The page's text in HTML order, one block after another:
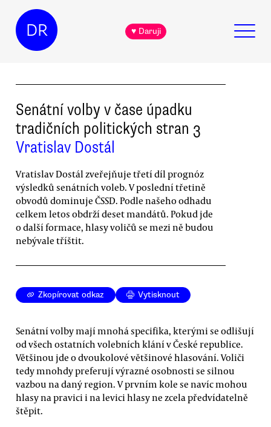
DR ♥ Daruji
Senátní volby v čase úpadku
tradičních politických stran 3
Vratislav Dostál
Vratislav Dostál zveřejňuje třetí díl prognóz
výsledků senátních voleb. V poslední třetině
obvodů dominuje ČSSD. Podle našeho odhadu
celkem letos obdrží deset mandátů. Pokud jde
o další formace, hlasy voličů se mezi ně budou
nebývale tříštit.
Zkopírovat odkaz Vytisknout
Senátní volby mají mnohá specifika, kterými se odlišují
od všech ostatních volebních klání v České republice.
Většinou jde o dvoukolové většinové hlasování. Voliči
tedy mnohdy preferují výrazné osobnosti se silnou
vazbou na daný region. V prvním kole se navíc mohou
hlasy na pravici i na levici hlasy ne zcela předvídatelně
štěpit.